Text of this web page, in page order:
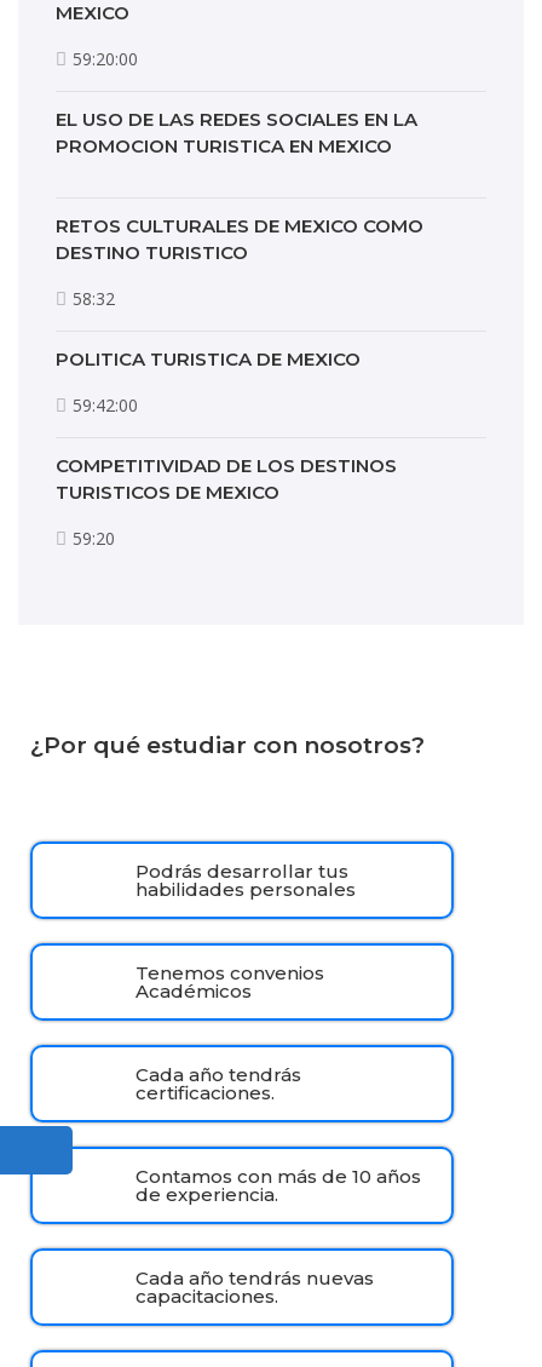
MEXICO
59:20:00
EL USO DE LAS REDES SOCIALES EN LA
PROMOCION TURISTICA EN MEXICO
RETOS CULTURALES DE MEXICO COMO
DESTINO TURISTICO
58:32
POLITICA TURISTICA DE MEXICO
59:42:00
COMPETITIVIDAD DE LOS DESTINOS
TURISTICOS DE MEXICO
59:20
¿Por qué estudiar con nosotros?
Podrás desarrollar tus
habilidades personales
Tenemos convenios
Académicos
Cada año tendrás
certificaciones.
Contamos con más de 10 años
de experiencia.
Cada año tendrás nuevas
capacitaciones.